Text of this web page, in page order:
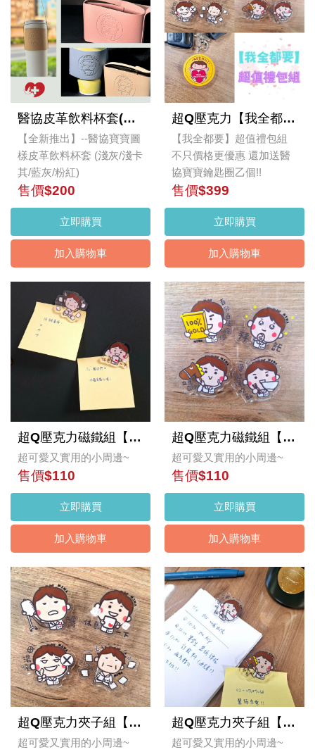
醫協皮革飲料杯套(單入)
【全新推出】--醫協寶寶圖
樣皮革飲料杯套 (淺灰/淺卡
其/藍灰/粉紅)
售價$200
立即購買
加入購物車
超Q壓克力【我全都要】超值禮包組
【我全都要】超值禮包組
不只價格更優惠 還加送醫
協寶寶鑰匙圈乙個!!
售價$399
立即購買
加入購物車
超Q壓克力磁鐵組【資深社畜】
超可愛又實用的小周邊~
售價$110
立即購買
加入購物車
超Q壓克力磁鐵組【新手社寵】
超可愛又實用的小周邊~
售價$110
立即購買
加入購物車
超Q壓克力夾子組【資深社畜】
超可愛又實用的小周邊~
超Q壓克力夾子組【新手社寵】
超可愛又實用的小周邊~